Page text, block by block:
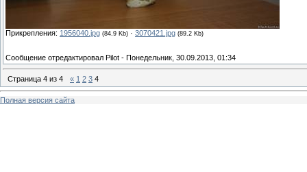
Прикрепления: 1956040.jpg (84.9 Kb) · 3070421.jpg (89.2 Kb)
Сообщение отредактировал Pilot - Понедельник, 30.09.2013, 01:34
Страница 4 из 4 « 1 2 3 4
Полная версия сайта